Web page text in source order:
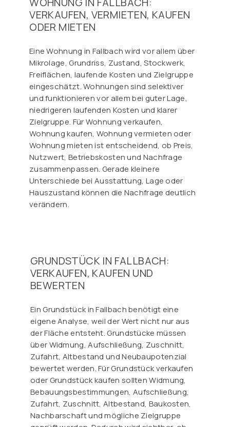
VERKAUFEN, VERMIETEN, KAUFEN
ODER MIETEN
Eine Wohnung in Fallbach wird vor allem über
Mikrolage, Grundriss, Zustand, Stockwerk,
Freiflächen, laufende Kosten und Zielgruppe
eingeschätzt. Wohnungen sind selektiver
und funktionieren vor allem bei guter Lage,
niedrigeren laufenden Kosten und klarer
Zielgruppe. Für Wohnung verkaufen,
Wohnung kaufen, Wohnung vermieten oder
Wohnung mieten ist entscheidend, ob Preis,
Nutzwert, Betriebskosten und Nachfrage
zusammenpassen. Gerade kleinere
Unterschiede bei Ausstattung, Lage oder
Hauszustand können die Nachfrage deutlich
verändern.
GRUNDSTÜCK IN FALLBACH:
VERKAUFEN, KAUFEN UND
BEWERTEN
Ein Grundstück in Fallbach benötigt eine
eigene Analyse, weil der Wert nicht nur aus
der Fläche entsteht. Grundstücke müssen
über Widmung, Aufschließung, Zuschnitt,
Zufahrt, Altbestand und Neubaupotenzial
bewertet werden. Für Grundstück verkaufen
oder Grundstück kaufen sollten Widmung,
Bebauungsbestimmungen, Aufschließung,
Zufahrt, Zuschnitt, Altbestand, Baukosten,
Nachbarschaft und mögliche Zielgruppe